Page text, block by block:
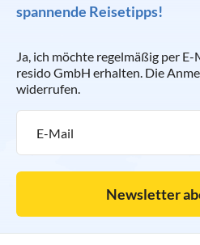
spannende Reisetipps!
Ja, ich möchte regelmäßig per
resido GmbH erhalten. Die
widerrufen.
Newsletter